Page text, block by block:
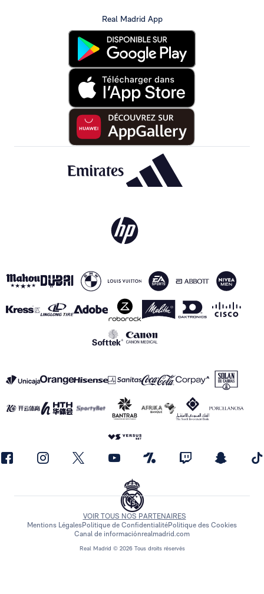
Real Madrid App
Real Madrid © 2026 Tous droits réservés
VOIR TOUS NOS PARTENAIRES
Mentions LégalesPolitique de ConfidentialitéPolitique des Cookies
Canal de informaciónrealmadrid.com